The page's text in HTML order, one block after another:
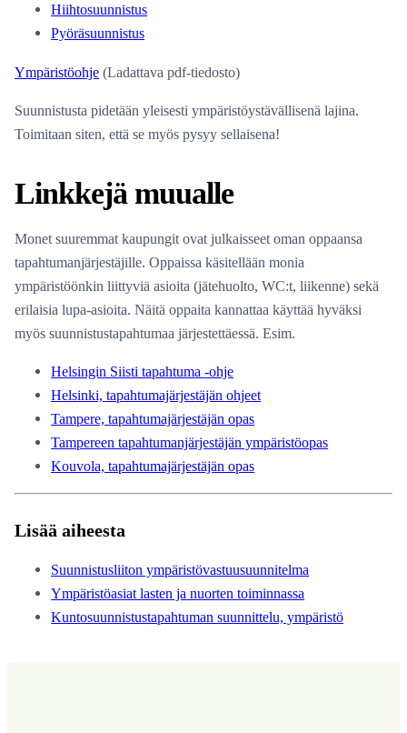
Hiihtosuunnistus
Pyöräsuunnistus
Ympäristöohje (Ladattava pdf-tiedosto)
Suunnistusta pidetään yleisesti ympäristöystävällisenä lajina.
Toimitaan siten, että se myös pysyy sellaisena!
Linkkejä muualle
Monet suuremmat kaupungit ovat julkaisseet oman oppaansa
tapahtumanjärjestäjille. Oppaissa käsitellään monia
ympäristöönkin liittyviä asioita (jätehuolto, WC:t, liikenne) sekä
erilaisia lupa-asioita. Näitä oppaita kannattaa käyttää hyväksi
myös suunnistustapahtumaa järjestettäessä. Esim.
Helsingin Siisti tapahtuma -ohje
Helsinki, tapahtumajärjestäjän ohjeet
Tampere, tapahtumajärjestäjän opas
Tampereen tapahtumanjärjestäjän ympäristöopas
Kouvola, tapahtumajärjestäjän opas
Lisää aiheesta
Suunnistusliiton ympäristövastuusuunnitelma
Ympäristöasiat lasten ja nuorten toiminnassa
Kuntosuunnistustapahtuman suunnittelu, ympäristö